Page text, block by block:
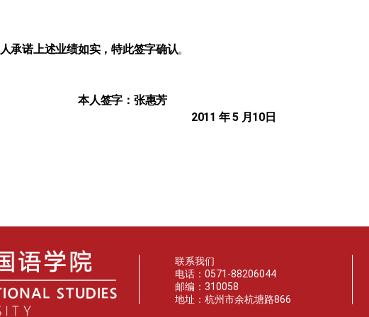
承诺上述业绩如实，特此签字确认。
本人签字：张惠芳
2011 年5 月 10日
联系我们
电话：0571-88206044
邮编：310058
地址：杭州市余杭塘路866